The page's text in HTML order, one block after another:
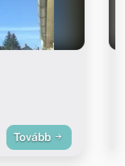
Tovább